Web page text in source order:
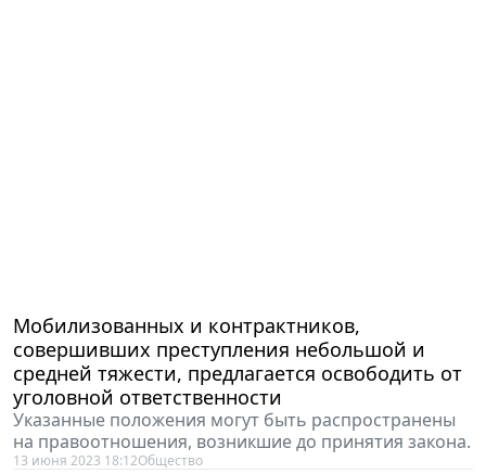
Мобилизованных и контрактников,
совершивших преступления небольшой и
средней тяжести, предлагается освободить от
уголовной ответственности
Указанные положения могут быть распространены
на правоотношения, возникшие до принятия закона.
13 июня 2023 18:12Общество